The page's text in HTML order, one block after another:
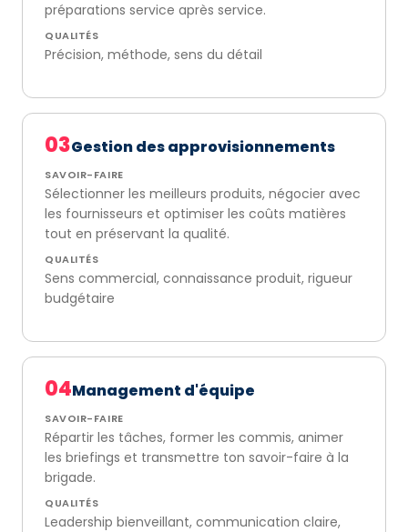
préparations service après service.
QUALITÉS
Précision, méthode, sens du détail
03Gestion des approvisionnements
SAVOIR-FAIRE
Sélectionner les meilleurs produits, négocier avec
les fournisseurs et optimiser les coûts matières
tout en préservant la qualité.
QUALITÉS
Sens commercial, connaissance produit, rigueur
budgétaire
04Management d'équipe
SAVOIR-FAIRE
Répartir les tâches, former les commis, animer
les briefings et transmettre ton savoir-faire à la
brigade.
QUALITÉS
Leadership bienveillant, communication claire,